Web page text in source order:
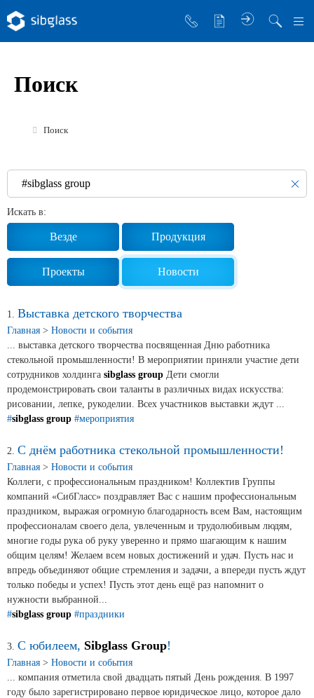
Управляющая компания
Инженер Стеклов
История компании
Политика в области качества
Работа в Sibglass
Новости и события
Продажа недвижимости
Продукция
Стекло для строительства и интерьера
Стекло для машиностроения
Стекло для мебели, оборудования и бытовой техники
Комплектующие для переработки стекла
Светопрозрачные конструкции для розничных
заказчиков
Техподдержка
Сертификаты на продукцию Sibglass Pro
Сертификаты на продукцию Sibglass Trade
Поиск
Поиск
Искать в:
Везде Продукция
Проекты Новости
1. Выставка детского творчества
Главная > Новости и события
... выставка детского творчества посвященная Дню работника
стекольной промышленности! В мероприятии приняли участие дети
сотрудников холдинга sibglass group Дети смогли
продемонстрировать свои таланты в различных видах искусства:
рисовании, лепке, рукоделии. Всех участников выставки ждут ...
#sibglass group #мероприятия
2. С днём работника стекольной промышленности!
Главная > Новости и события
Коллеги, с профессиональным праздником! Коллектив Группы
компаний «СибГласс» поздравляет Вас с нашим профессиональным
праздником, выражая огромную благодарность всем Вам, настоящим
профессионалам своего дела, увлеченным и трудолюбивым людям,
многие годы рука об руку уверенно и прямо шагающим к нашим
общим целям! Желаем всем новых достижений и удач. Пусть нас и
впредь объединяют общие стремления и задачи, а впереди пусть ждут
только победы и успех! Пусть этот день ещё раз напомнит о
нужности выбранной...
#sibglass group #праздники
3. С юбилеем, Sibglass Group!
Главная > Новости и события
... компания отметила свой двадцать пятый День рождения. В 1997
году было зарегистрировано первое юридическое лицо, которое дало